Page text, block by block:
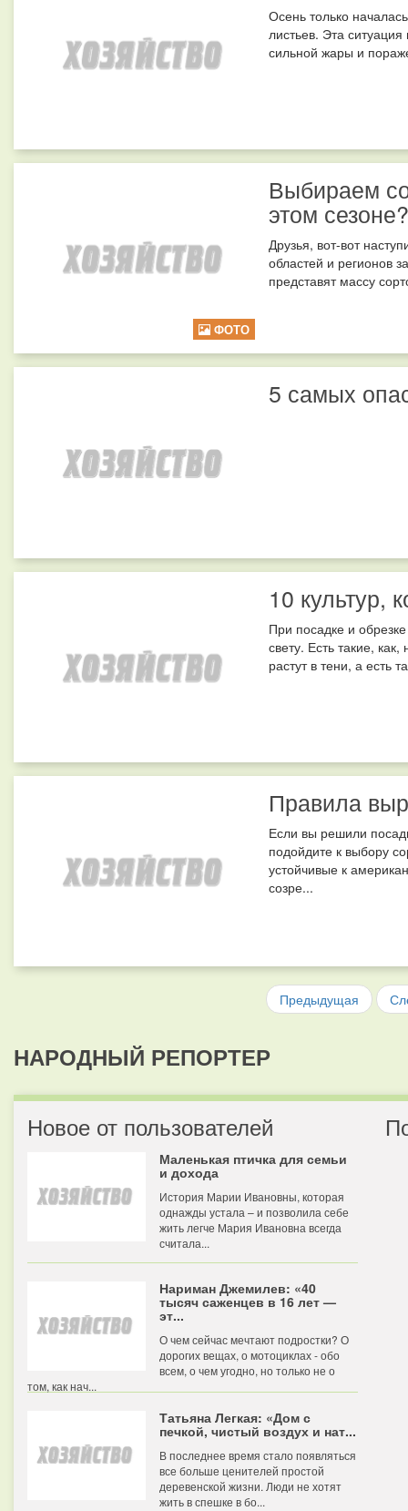
Осень только
листьев. Эта
сильной жары и
ФОТО
Выбираем
этом сезоне?
Друзья, вот-вот
областей и регионов
представят массу
5 самых
10 культур,
При посадке и
свету. Есть такие,
растут в тени, а есть
Правила
Если вы решили
подойдите к выбору
устойчивые к
созре...
Предыдущая
НАРОДНЫЙ РЕПОРТЕР
Новое от пользователей
Маленькая птичка для семьи
и дохода
История Марии Ивановны, которая
однажды устала – и позволила себе
жить легче Мария Ивановна всегда
считала...
Нариман Джемилев: «40
тысяч саженцев в 16 лет —
эт...
О чем сейчас мечтают подростки? О
дорогих вещах, о мотоциклах - обо
всем, о чем угодно, но только не о
том, как нач...
Татьяна Легкая: «Дом с
печкой, чистый воздух и нат...
В последнее время стало появляться
все больше ценителей простой
деревенской жизни. Люди не хотят
жить в спешке в бо...